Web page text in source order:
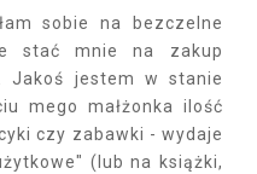
sobie na bezczelne
stać mnie na zakup
Jakoś jestem w stanie
mego małżonka ilość
czy zabawki - wydaje
(lub na książki,